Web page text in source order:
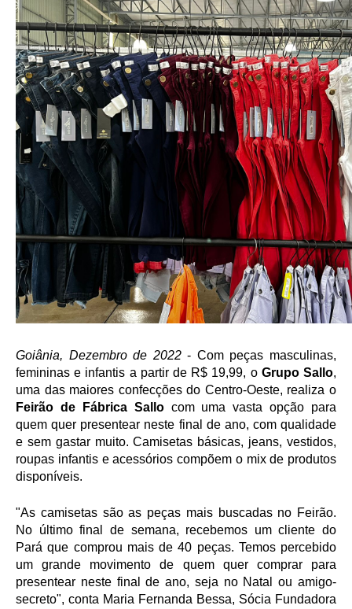
Goiânia, Dezembro de 2022 - Com peças masculinas,
femininas e infantis a partir de R$ 19,99, o Grupo Sallo,
Feirão de Fábrica Sallo com uma vasta opção para
quem quer presentear neste final de ano, com qualidade
e sem gastar muito. Camisetas básicas, jeans, vestidos,
roupas infantis e acessórios compõem o mix de produtos
disponíveis.
"As camisetas são as peças mais buscadas no Feirão.
No último final de semana, recebemos um cliente do
Pará que comprou mais de 40 peças. Temos percebido
um grande movimento de quem quer comprar para
presentear neste final de ano, seja no Natal ou amigo-
secreto", conta Maria Fernanda Bessa, Sócia Fundadora